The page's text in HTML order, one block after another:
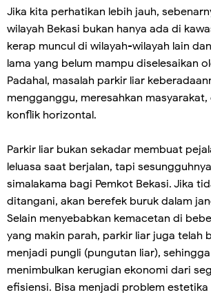
Jika kita perhatikan lebih jauh,
wilayah Bekasi bukan hanya ada di
kerap muncul di wilayah-wilayah lain
lama yang belum mampu diselesaikan
Padahal, masalah parkir liar
mengganggu, meresahkan
konflik horizontal.
Parkir liar bukan sekadar membuat
leluasa saat berjalan, tapi
simalakama bagi Pemkot Bekasi. Jika
ditangani, akan berefek buruk dalam
Selain menyebabkan kemacetan di
yang makin parah, parkir liar juga telah
menjadi pungli (pungutan liar),
menimbulkan kerugian ekonomi dari
efisiensi. Bisa menjadi problem